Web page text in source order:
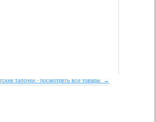
тапочки - посмотреть все товары →